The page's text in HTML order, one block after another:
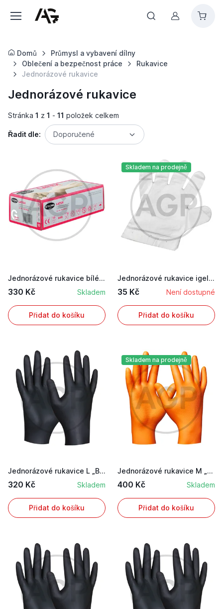
Můj účet
Domů
Průmysl a vybavení dílny
Oblečení a bezpečnost práce
Rukavice
Jednorázové rukavice
Jednorázové rukavice
Stránka 1 z 1 - 11 položek celkem
Řadit dle: Doporučené
Jednorázové rukavice bílé latexové, velikost 9 ...
330 Kč Skladem
Přidat do košíku
Skladem na prodejně
Jednorázové rukavice igelitové průhledné HDPE, ...
35 Kč Není dostupné
Přidat do košíku
Jednorázové rukavice L „Black Nitril Ultra Stro...
320 Kč Skladem
Přidat do košíku
Skladem na prodejně
Jednorázové rukavice M „Orange Nitril“ nepudrov...
400 Kč Skladem
Přidat do košíku